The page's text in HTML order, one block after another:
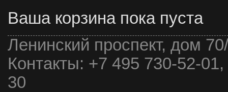
Ваша корзина пока пуста
Ленинский проспект, дом
Контакты: +7 495 730-52-
30